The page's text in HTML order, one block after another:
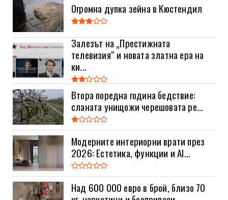
Огромна дупка зейна в Кюстендил
Залезът на „Престижната
телевизия“ и новата златна ера на
ки...
Втора поредна година бедствие:
сланата унищожи черешовата ре...
Модерните интериорни врати през
2026: Естетика, функции и AI...
Над 600 000 евро в брой, близо 70